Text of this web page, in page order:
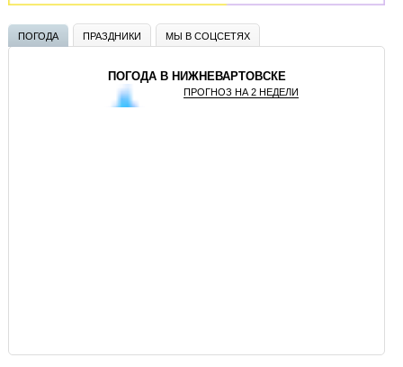
ПОГОДА ПРАЗДНИКИ МЫ В СОЦСЕТЯХ
ПОГОДА В НИЖНЕВАРТОВСКЕ
ПРОГНОЗ НА 2 НЕДЕЛИ